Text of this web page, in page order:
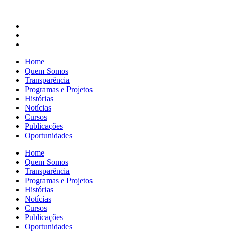
Home
Quem Somos
Transparência
Programas e Projetos
Histórias
Notícias
Cursos
Publicações
Oportunidades
Home
Quem Somos
Transparência
Programas e Projetos
Histórias
Notícias
Cursos
Publicações
Oportunidades